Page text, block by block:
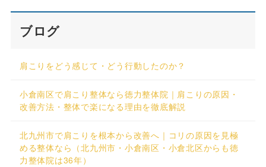
ブログ
肩こりをどう感じて・どう行動したのか？
小倉南区で肩こり整体なら徳力整体院｜肩こりの原因・
改善方法・整体で楽になる理由を徹底解説
北九州市で肩こりを根本から改善へ｜コリの原因を見極
める整体なら（北九州市・小倉南区・小倉北区からも徳
力整体院は36年）